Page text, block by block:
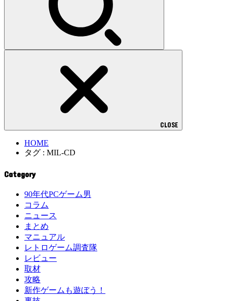
CLOSE
HOME
タグ : MIL-CD
Category
90年代PCゲーム男
コラム
ニュース
まとめ
マニュアル
レトロゲーム調査隊
レビュー
取材
攻略
新作ゲームも遊ぼう！